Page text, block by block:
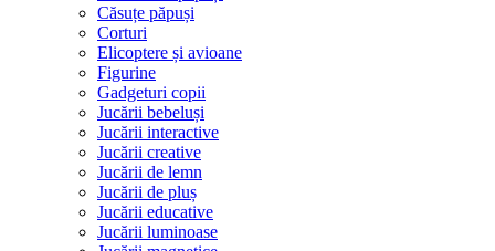
Căsuțe păpuși
Corturi
Elicoptere și avioane
Figurine
Gadgeturi copii
Jucării bebeluși
Jucării interactive
Jucării creative
Jucării de lemn
Jucării de pluș
Jucării educative
Jucării luminoase